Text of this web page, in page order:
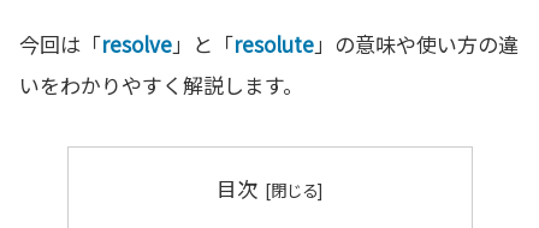
今回は「resolve」と「resolute」の意味や使い方の違
いをわかりやすく解説します。
目次